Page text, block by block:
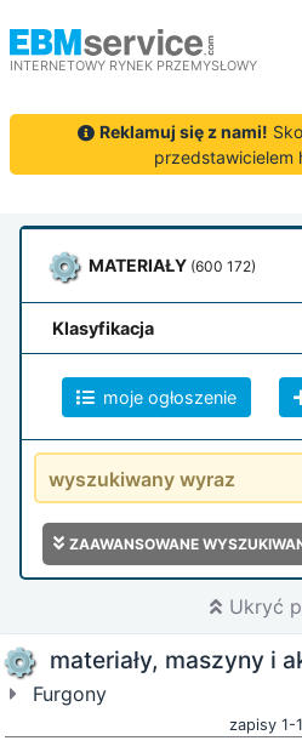
INTERNETOWY RYNEK PRZEMYSŁOWY
Reklamuj się z nami!
przedstawicielem
MATERIAŁY (600 172)
klasyfikacja
moje ogłoszenie
ZAAWANSOWANE
Ukryć
materiały, maszyny i
Furgony
zapisy 1-